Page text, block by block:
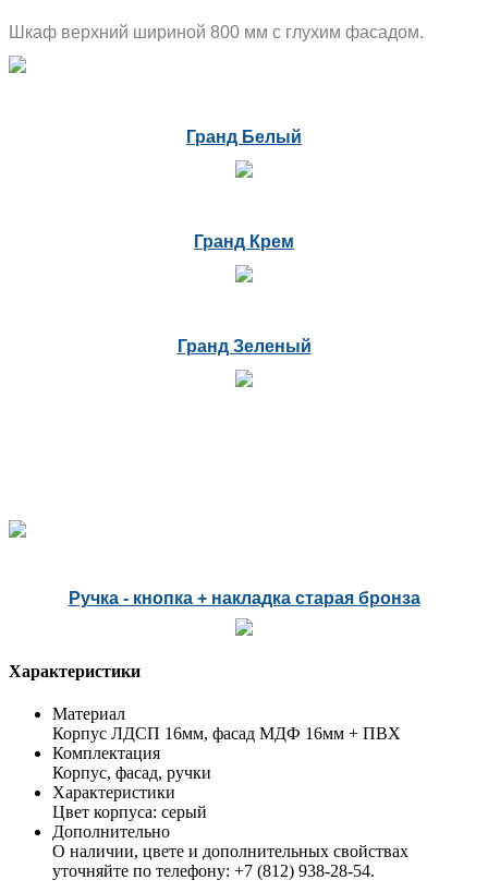
Шкаф верхний шириной 800 мм с глухим фасадом.
Гранд Белый
Гранд Крем
Гранд Зеленый
Ручка - кнопка + накладка старая бронза
Характеристики
Материал
Корпус ЛДСП 16мм, фасад МДФ 16мм + ПВХ
Комплектация
Корпус, фасад, ручки
Характеристики
Цвет корпуса: серый
Дополнительно
О наличии, цвете и дополнительных свойствах
уточняйте по телефону: +7 (812) 938-28-54.